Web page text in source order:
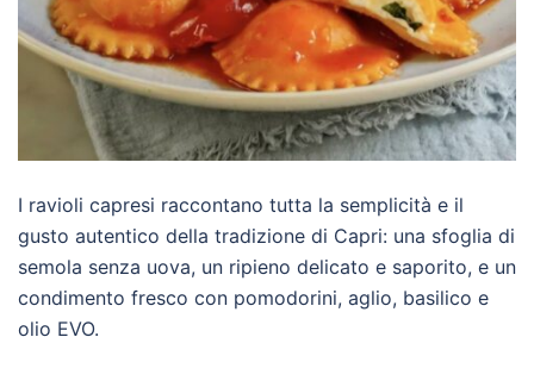
I ravioli capresi raccontano tutta la semplicità e il
gusto autentico della tradizione di Capri: una sfoglia di
semola senza uova, un ripieno delicato e saporito, e un
condimento fresco con pomodorini, aglio, basilico e
olio EVO.